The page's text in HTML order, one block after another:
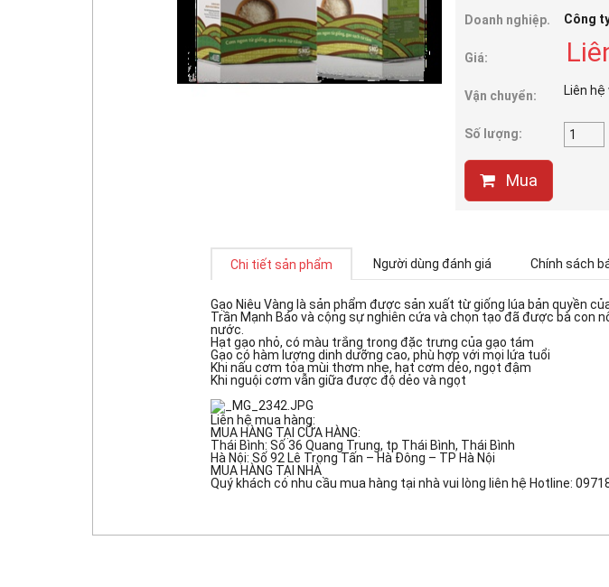
Doanh nghiệp. Công
Giá:
Vận chuyển: Liên
Số lượng:
Mua
Chi tiết sản phẩm Người dùng đánh giá Chính sách
Gạo Niêu Vàng là sản phẩm được sản xuất từ giống lúa bản quyền
Trần Mạnh Báo và cộng sự nghiên cứa và chọn tạo đã được bà con
nước.
Hạt gạo nhỏ, có màu trắng trong đặc trưng của gạo tám
Gạo có hàm lượng dinh dưỡng cao, phù hợp với mọi lứa tuổi
Khi nấu cơm tỏa mùi thơm nhẹ, hạt cơm dẻo, ngọt đậm
Khi nguội cơm vẫn giữa được độ dẻo và ngọt
Liên hệ mua hàng:
MUA HÀNG TẠI CỬA HÀNG:
Thái Bình: Số 36 Quang Trung, tp Thái Bình, Thái Bình
Hà Nội: Số 92 Lê Trọng Tấn – Hà Đông – TP Hà Nội
MUA HÀNG TẠI NHÀ
Quý khách có nhu cầu mua hàng tại nhà vui lòng liên hệ Hotline: